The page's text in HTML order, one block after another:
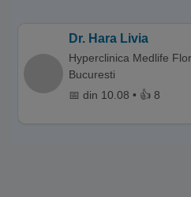
Dr. Hara Livia
Hyperclinica Medlife
Bucuresti
📅 din 10.08 • 👍 8